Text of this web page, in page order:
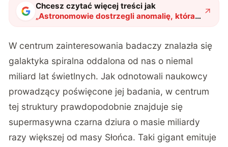
Chcesz czytać więcej treści jak
„Astronomowie dostrzegli anomalię, która
pokazuje, jak tragicznie skończy nasza
W centrum zainteresowania badaczy znalazła się
galaktyka spiralna oddalona od nas o niemal
miliard lat świetlnych. Jak odnotowali naukowcy
prowadzący poświęcone jej badania, w centrum
tej struktury prawdopodobnie znajduje się
supermasywna czarna dziura o masie miliardy
razy większej od masy Słońca. Taki gigant emituje